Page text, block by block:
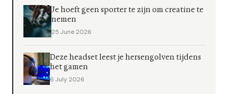
Je hoeft geen sporter te zijn om creatine te
nemen
25 June 2026
Deze headset leest je hersengolven tijdens
het gamen
6 July 2026